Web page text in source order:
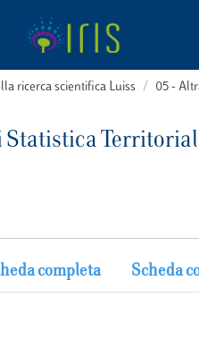
ricerca scientifica Luiss 05 -
Statistica
completa Scheda